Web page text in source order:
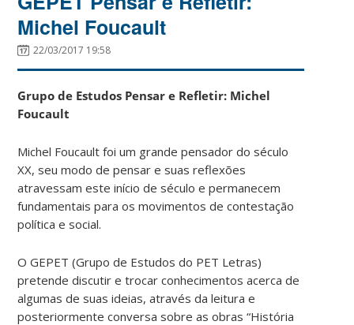
Michel Foucault
22/03/2017 19:58
Grupo de Estudos Pensar e Refletir: Michel
Foucault
Michel Foucault foi um grande pensador do século
XX, seu modo de pensar e suas reflexões
atravessam este início de século e permanecem
fundamentais para os movimentos de contestação
política e social.
O GEPET (Grupo de Estudos do PET Letras)
pretende discutir e trocar conhecimentos acerca de
algumas de suas ideias, através da leitura e
posteriormente conversa sobre as obras “História